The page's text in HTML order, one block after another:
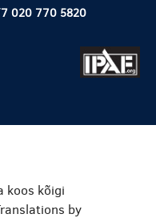
7 020 770 5820
koos kõigi
by